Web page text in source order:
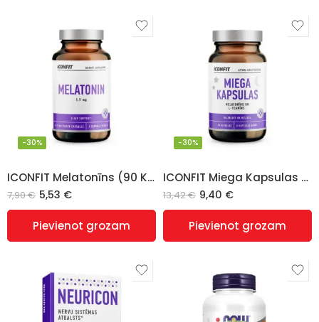
ICONFIT Melatonīns (90 Kapsulas)
-30%
7,90€ 5,53 €
Pievienot grozam
ICONFIT Miega Kapsulas – LV
-30%
13,42€ 9,40 €
Pievienot grozam